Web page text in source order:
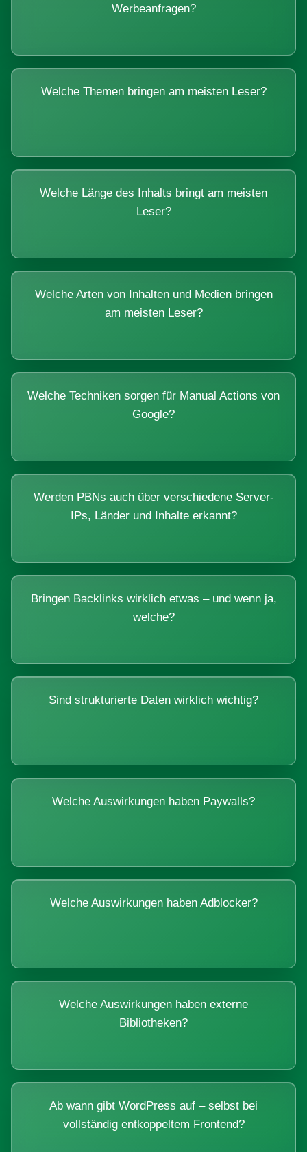
Werbeanfragen?
Welche Themen bringen am meisten Leser?
Welche Länge des Inhalts bringt am meisten
Leser?
Welche Arten von Inhalten und Medien bringen
am meisten Leser?
Welche Techniken sorgen für Manual Actions von
Google?
Werden PBNs auch über verschiedene Server-
IPs, Länder und Inhalte erkannt?
Bringen Backlinks wirklich etwas – und wenn ja,
welche?
Sind strukturierte Daten wirklich wichtig?
Welche Auswirkungen haben Paywalls?
Welche Auswirkungen haben Adblocker?
Welche Auswirkungen haben externe
Bibliotheken?
Ab wann gibt WordPress auf – selbst bei
vollständig entkoppeltem Frontend?